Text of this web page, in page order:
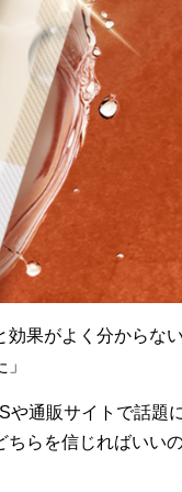
効果がよく分からな
や通販サイトで話題
らを信じればいい